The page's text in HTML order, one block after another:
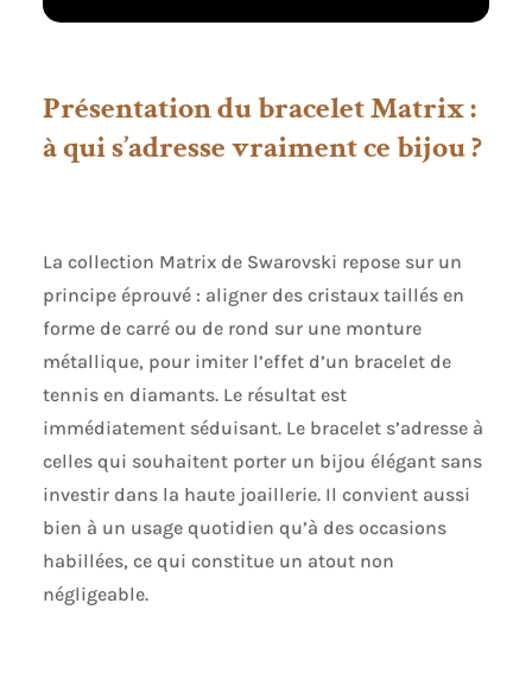
incolores sont
cupchain. Se
drapant
superbement sur le
Swarovski sont
caractérisés par
l'extraordinaire
cristaux Swarovski
et des métaux
durables. Évitez
l'eau, les lotions ou
le parfum
Démarquez-vous :
un cadeau
charmant pour
Présentation du bracelet Matrix :
à qui s’adresse vraiment ce bijou ?
La collection Matrix de Swarovski repose sur un
principe éprouvé : aligner des cristaux taillés en
forme de carré ou de rond sur une monture
métallique, pour imiter l’effet d’un bracelet de
tennis en diamants. Le résultat est
immédiatement séduisant. Le bracelet s’adresse à
celles qui souhaitent porter un bijou élégant sans
investir dans la haute joaillerie. Il convient aussi
bien à un usage quotidien qu’à des occasions
habillées, ce qui constitue un atout non
négligeable.